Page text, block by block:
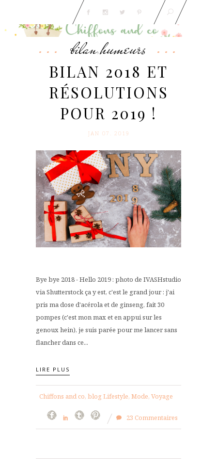
bilan,humeurs
BILAN 2018 ET
RÉSOLUTIONS
POUR 2019 !
JAN 07. 2019
Bye bye 2018 - Hello 2019 : photo de IVASHstudio
via Shutterstock ça y est, c'est le grand jour : j'ai
pris ma dose d'acérola et de ginseng, fait 30
pompes (c'est mon max et en appui sur les
genoux hein), je suis parée pour me lancer sans
flancher dans ce...
LIRE PLUS
Chiffons and co, blog Lifestyle, Mode, Voyage
23 Commentaires